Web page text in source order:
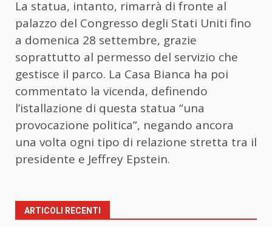
La statua, intanto, rimarrà di fronte al
palazzo del Congresso degli Stati Uniti fino
a domenica 28 settembre, grazie
soprattutto al permesso del servizio che
gestisce il parco. La Casa Bianca ha poi
commentato la vicenda, definendo
l’istallazione di questa statua “una
provocazione politica”, negando ancora
una volta ogni tipo di relazione stretta tra il
presidente e Jeffrey Epstein.
ARTICOLI RECENTI